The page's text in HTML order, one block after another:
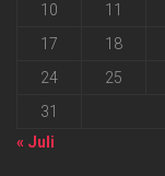
10
11
17
18
24
25
31
« Juli